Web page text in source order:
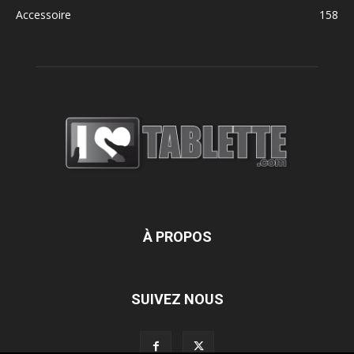
Accessoire
158
À PROPOS
SUIVEZ NOUS